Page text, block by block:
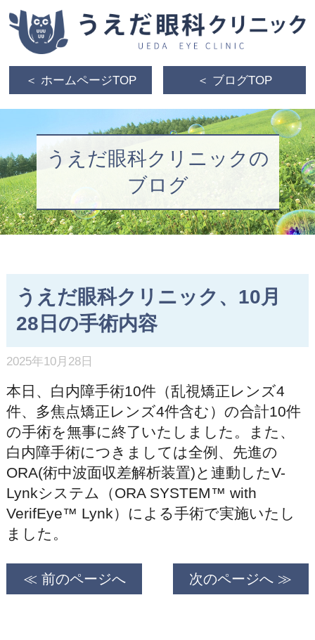
＜ ホームページTOP ＜ ブログTOP
うえだ眼科クリニックの
ブログ
うえだ眼科クリニック、10月
28日の手術内容
2025年10月28日
本日、白内障手術10件（乱視矯正レンズ4
件、多焦点矯正レンズ4件含む）の合計10件
の手術を無事に終了いたしました。また、
白内障手術につきましては全例、先進の
ORA(術中波面収差解析装置)と連動したV-
Lynkシステム（ORA SYSTEM™ with
VerifEye™ Lynk）による手術で実施いたし
ました。
≪ 前のページへ 次のページへ ≫